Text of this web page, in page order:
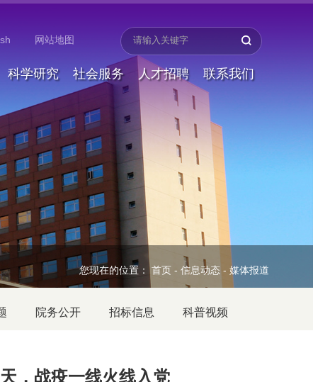
网站地图
科学研究 社会服务 人才招聘 联系我们
您现在的位置：首页 - 信息动态 - 媒体报道
院务公开 招标信息 科普视频
，战疫一线火线入党